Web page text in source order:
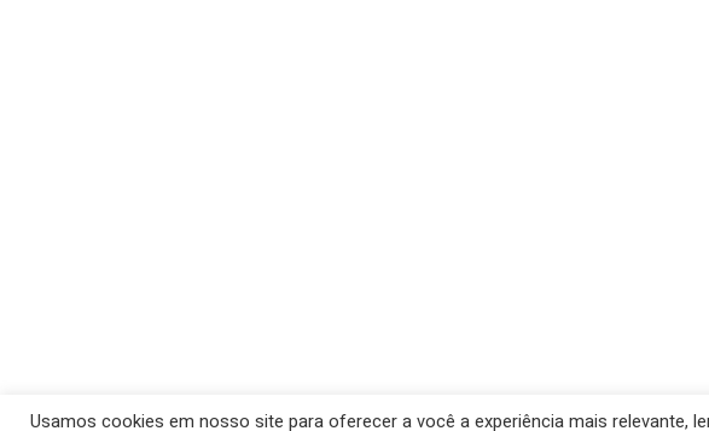
© 2026 Barra de Santana-
Usamos cookies em nosso site para oferecer a você a experiência mais relevante,